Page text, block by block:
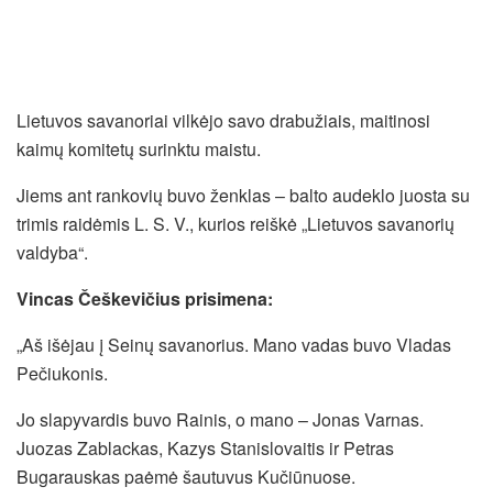
Lietuvos savanoriai vilkėjo savo drabužiais, maitinosi
kaimų komitetų surinktu maistu.
Jiems ant rankovių buvo ženklas – balto audeklo juosta su
trimis raidėmis L. S. V., kurios reiškė „Lietuvos savanorių
valdyba“.
Vincas Češkevičius prisimena:
„Aš išėjau į Seinų savanorius. Mano vadas buvo Vladas
Pečiukonis.
Jo slapyvardis buvo Rainis, o mano – Jonas Varnas.
Juozas Zablackas, Kazys Stanislovaitis ir Petras
Bugarauskas paėmė šautuvus Kučiūnuose.